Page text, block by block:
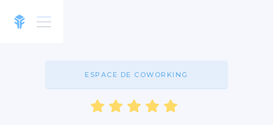
ESPACE DE COWORKING